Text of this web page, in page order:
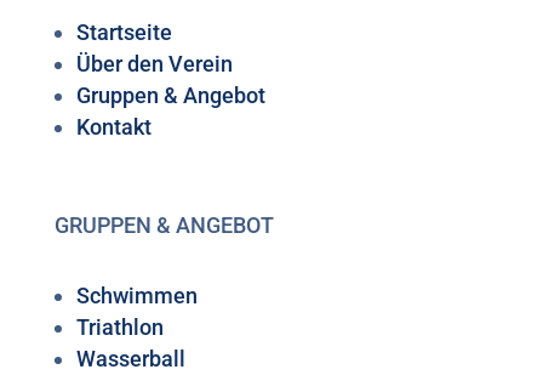
Startseite
Über den Verein
Gruppen & Angebot
Kontakt
GRUPPEN & ANGEBOT
Schwimmen
Triathlon
Wasserball